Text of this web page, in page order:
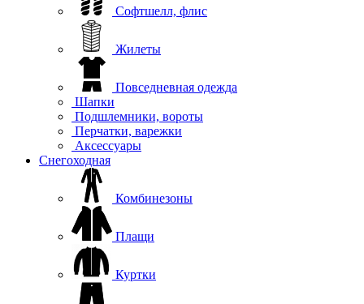
Софтшелл, флис
Жилеты
Повседневная одежда
Шапки
Подшлемники, вороты
Перчатки, варежки
Аксессуары
Снегоходная
Комбинезоны
Плащи
Куртки